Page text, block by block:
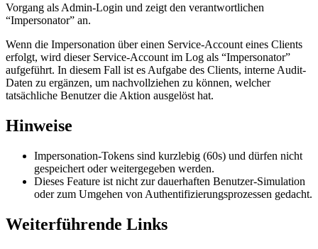
Vorgang als Admin-Login und zeigt den verantwortlichen
“Impersonator” an.
Wenn die Impersonation über einen Service-Account eines Clients
erfolgt, wird dieser Service-Account im Log als “Impersonator”
aufgeführt. In diesem Fall ist es Aufgabe des Clients, interne Audit-
Daten zu ergänzen, um nachvollziehen zu können, welcher
tatsächliche Benutzer die Aktion ausgelöst hat.
Hinweise
Impersonation-Tokens sind kurzlebig (60s) und dürfen nicht
gespeichert oder weitergegeben werden.
Dieses Feature ist nicht zur dauerhaften Benutzer-Simulation
oder zum Umgehen von Authentifizierungsprozessen gedacht.
Weiterführende Links